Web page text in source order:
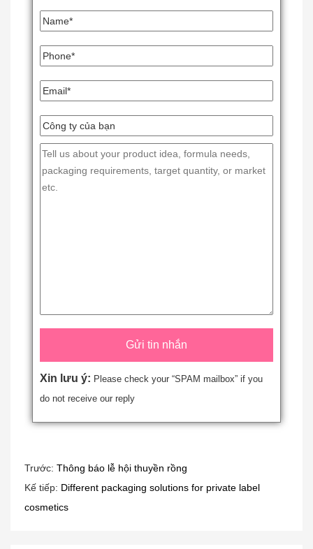
Xin lưu ý: Please check your “SPAM mailbox” if you
do not receive our reply
Trước: Thông báo lễ hội thuyền rồng
Kế tiếp: Different packaging solutions for private label
cosmetics